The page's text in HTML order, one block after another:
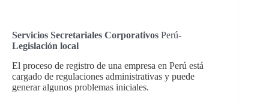
Servicios Secretariales Corporativos Perú-
Legislación local
El proceso de registro de una empresa en Perú está
cargado de regulaciones administrativas y puede
generar algunos problemas iniciales.